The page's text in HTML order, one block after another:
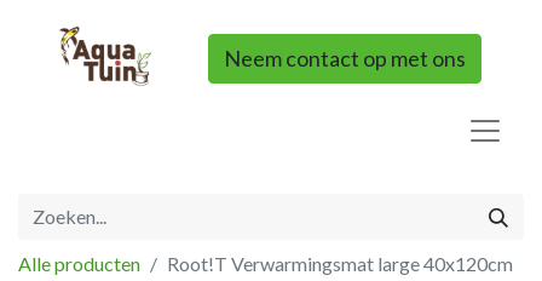
Neem contact op met ons
Alle producten Root!T Verwarmingsmat large 40x120cm